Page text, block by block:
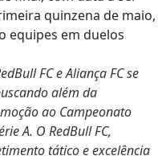
quinzena de maio,
equipes em duelos
FC e Aliança FC se
além da
ao Campeonato
A. O RedBull FC,
tático e excelência